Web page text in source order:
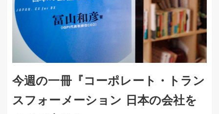
今週の一冊『コーポレート・トラン
スフォーメーション 日本の会社を